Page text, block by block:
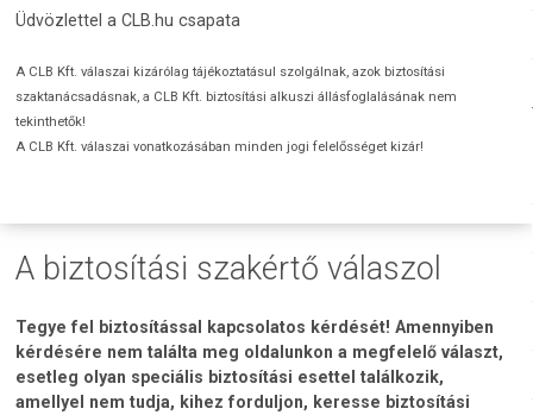
Üdvözlettel a CLB.hu csapata
A CLB Kft. válaszai kizárólag tájékoztatásul szolgálnak, azok biztosítási
szaktanácsadásnak, a CLB Kft. biztosítási alkuszi állásfoglalásának nem
tekinthetők!
A CLB Kft. válaszai vonatkozásában minden jogi felelősséget kizár!
A biztosítási szakértő válaszol
Tegye fel biztosítással kapcsolatos kérdését! Amennyiben
kérdésére nem találta meg oldalunkon a megfelelő választ,
esetleg olyan speciális biztosítási esettel találkozik,
amellyel nem tudja, kihez forduljon, keresse biztosítási